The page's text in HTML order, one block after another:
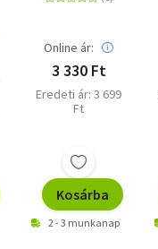
Online ár:
3 330 Ft
Eredeti ár: 3 699
Ft
Kosárba
2 - 3 munkanap